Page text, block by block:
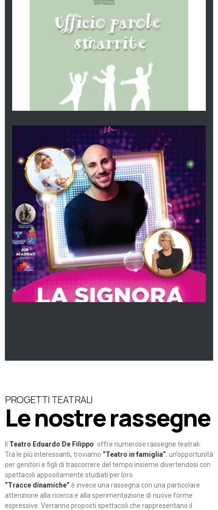
PROGETTI TEATRALI
Le nostre rassegne
Teatro Eduardo De Filippo offre numerose rassegne teatrali.
Tra le più interessanti, troviamo “Teatro in famiglia”, un’opportunità
per genitori e figli di trascorrere del tempo insieme divertendosi con
spettacoli appositamente studiati per loro.
“Tracce dinamiche” è invece una rassegna con una particolare
attenzione alla ricerca e alla sperimentazione di nuove forme
espressive. Verranno proposti spettacoli che rappresentano il